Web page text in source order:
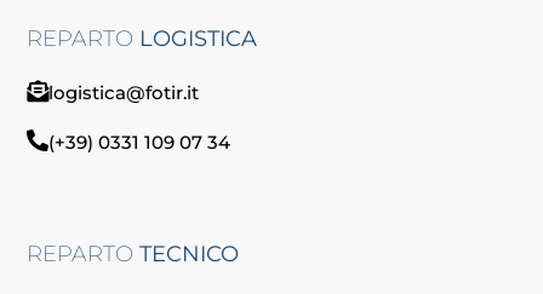
REPARTO LOGISTICA
logistica@fotir.it
(+39) 0331 109 07 34
REPARTOTECNICO